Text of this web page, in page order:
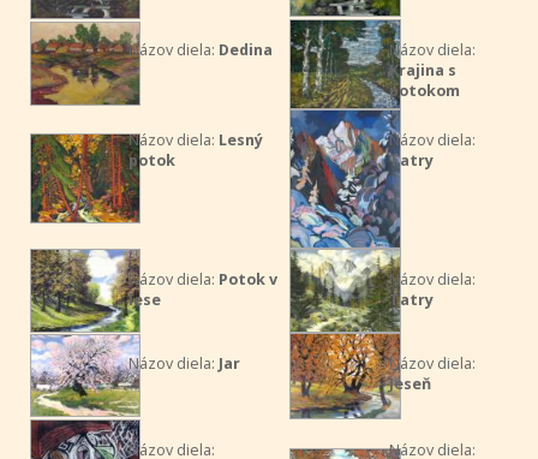
Názov diela: Dedina
Názov diela:
Krajina s
potokom
Názov diela: Lesný
potok
Názov diela:
Tatry
Názov diela: Potok v
lese
Názov diela:
Tatry
Názov diela: Jar
Názov diela:
Jeseň
Názov diela:
Názov diela: